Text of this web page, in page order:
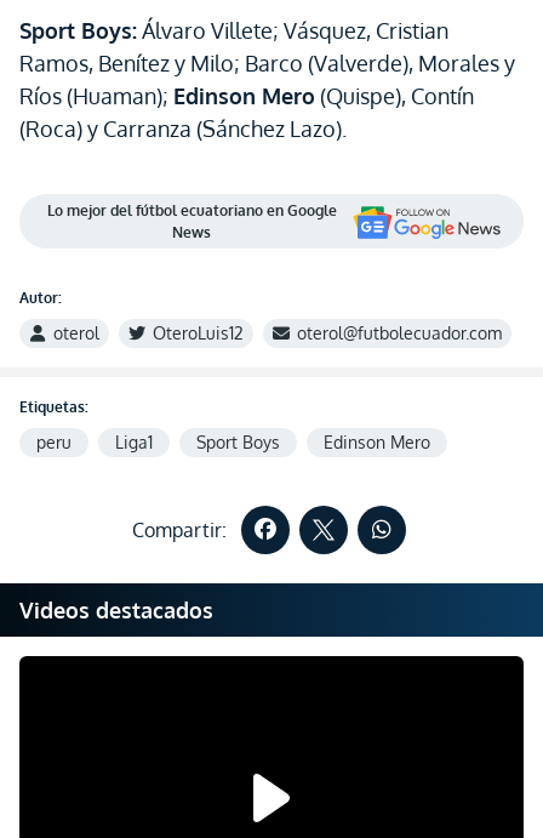
Sport Boys:Álvaro Villete; Vásquez, Cristian
Ramos, Benítez y Milo; Barco (Valverde), Morales y
Ríos (Huaman); Edinson Mero (Quispe), Contín
(Roca) y Carranza (Sánchez Lazo).
Lo mejor del fútbol ecuatoriano en Google
News
Autor:
oterol OteroLuis12 oterol@futbolecuador.com
Etiquetas:
peru Liga1 Sport Boys Edinson Mero
Compartir:
Videos destacados